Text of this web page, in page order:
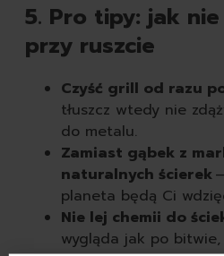
5. Pro tipy: jak
przy ruszcie
Czyść grill od razu
tłuszcz wtedy nie
do metalu.
Zamiast gąbek z
naturalnych ścierek
planeta będą Ci
Nie lej chemii do
wygląda jak po bitwie,